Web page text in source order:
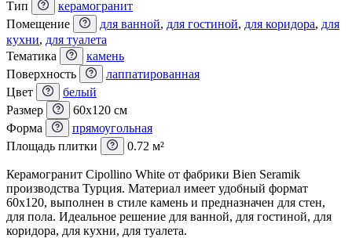
Тип
керамогранит
Помещение
для ванной, для гостиной, для коридора, для
кухни, для туалета
Тематика
камень
Поверхность
лаппатированная
Цвет
белый
Размер
60x120 см
Форма
прямоугольная
Площадь плитки
0.72 м²
Керамогранит Cipollino White от фабрики Bien Seramik
производства Турция. Материал имеет удобный формат
60x120, выполнен в стиле камень и предназначен для стен,
для пола. Идеальное решение для ванной, для гостиной, для
коридора, для кухни, для туалета.